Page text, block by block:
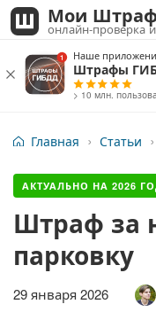
Мои
онлайн-проверка
Наше
Штрафы
> 10 млн.
Главная Статьи
АКТУАЛЬНО НА 2026
Штраф за
парковку
29 января 2026